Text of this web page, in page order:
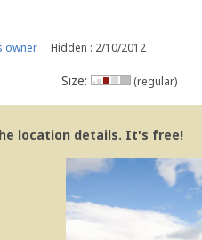
owner Hidden : 2/10/2012
Size: (regular)
location details. It's free!